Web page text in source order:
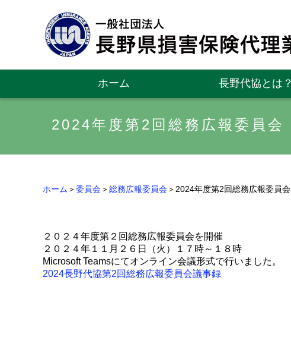
ホーム 長野代協とは？
2024年度第2回総務広報委員会
ホーム ＞委員会＞総務広報委員会＞2024年度第2回総務広報委員会
２０２４年度第２回総務広報委員会を開催
２０２４年１１月２６日（火）１７時～１８時
Microsoft Teamsにてオンライン会議形式で行いました。
2024長野代協第2回総務広報委員会議事録